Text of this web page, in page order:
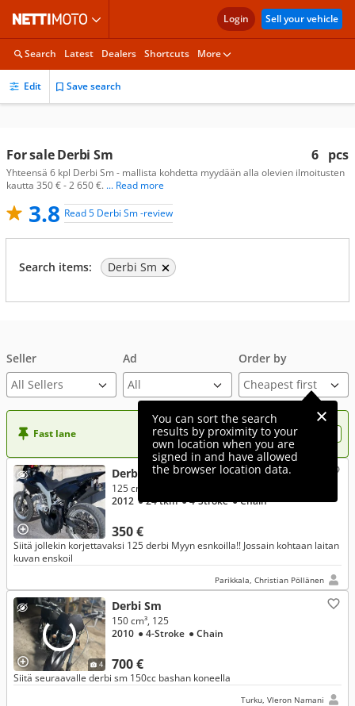
Login Sell your vehicle
Search Latest Dealers Shortcuts More
Edit Save search
6 pcs
For sale Derbi Sm
Yhteensä 6 kpl Derbi Sm - mallista kohdetta myydään alla olevien ilmoitusten
kautta 350 € - 2 650 €. ... Read more
3.8 Read 5 Derbi Sm -review
Search items: Derbi Sm
Seller
All Sellers
Ad Order by
You can sort the search
results by proximity to your
own location when you are
signed in and have allowed
the browser location data.
Fast lane Want more visibility to your ad?
Derbi Sm
350 €
125 cm³
2012 ● 24 tkm● 4-Stroke● Chain
Siitä jollekin korjettavaksi 125 derbi Myyn esnkoilla!! Jossain kohtaan laitan
kuvan enskoil
Parikkala, Christian Pöllänen
4
Derbi Sm
700 €
150 cm³, 125
2010 ● 4-Stroke ● Chain
Siitä seuraavalle derbi sm 150cc bashan koneella
Turku, Vleron Namani